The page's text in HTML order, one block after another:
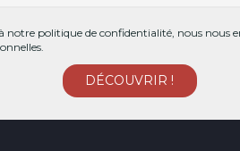
notre politique de confidentialité, nous nous